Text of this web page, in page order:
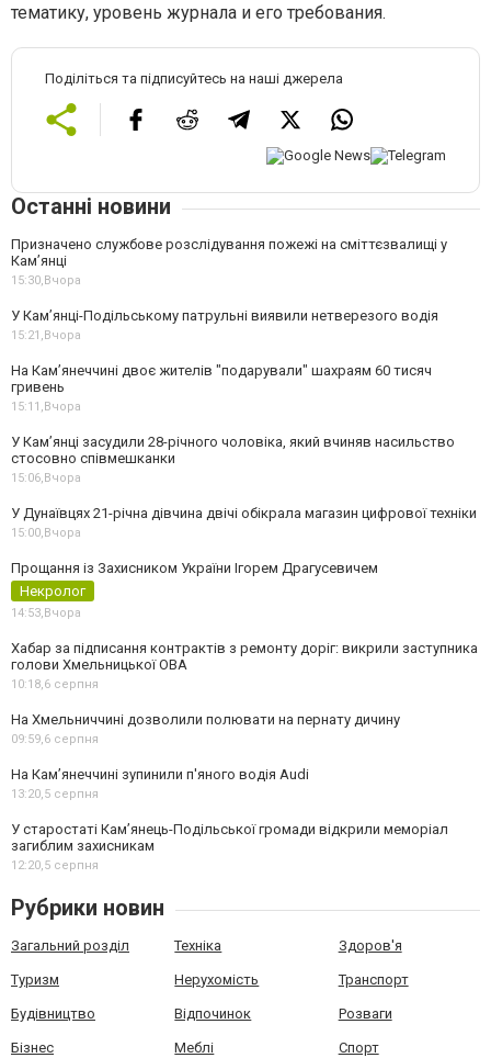
тематику, уровень журнала и его требования.
Поділіться та підписуйтесь на наші джерела
Останні новини
Призначено службове розслідування пожежі на сміттєзвалищі у
Кам’янці
15:30, Вчора
У Кам’янці-Подільському патрульні виявили нетверезого водія
15:21, Вчора
На Камʼянеччині двоє жителів "подарували" шахраям 60 тисяч
гривень
15:11, Вчора
У Камʼянці засудили 28-річного чоловіка, який вчиняв насильство
стосовно співмешканки
15:06, Вчора
У Дунаївцях 21-річна дівчина двічі обікрала магазин цифрової техніки
15:00, Вчора
Прощання із Захисником України Ігорем Драгусевичем
Некролог
14:53, Вчора
Хабар за підписання контрактів з ремонту доріг: викрили заступника
голови Хмельницької ОВА
10:18,6 серпня
На Хмельниччині дозволили полювати на пернату дичину
09:59,6 серпня
На Камʼянеччині зупинили п'яного водія Audi
13:20,5 серпня
У старостаті Кам’янець-Подільської громади відкрили меморіал
загиблим захисникам
12:20,5 серпня
Рубрики новин
Загальний розділ Техніка Здоров'я
Туризм Нерухомість Транспорт
Будівництво Відпочинок Розваги
Бізнес Меблі Спорт